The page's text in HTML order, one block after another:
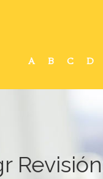
A B C D